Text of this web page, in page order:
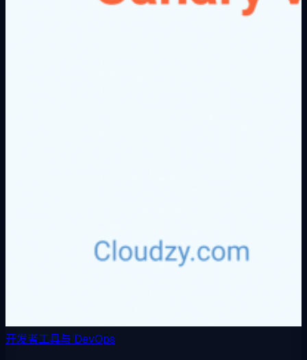
开发者工具与 DevOps